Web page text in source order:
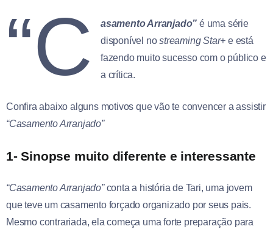
“C asamento Arranjado” é uma série
disponível nostreaming Star+ e está
fazendo muito sucesso com o público e
a crítica.
Confira abaixo alguns motivos que vão te convencer a assistir
“Casamento Arranjado”
1- Sinopse muito diferente e interessante
“Casamento Arranjado”conta a história de Tari, uma jovem
que teve um casamento forçado organizado por seus pais.
Mesmo contrariada, ela começa uma forte preparação para